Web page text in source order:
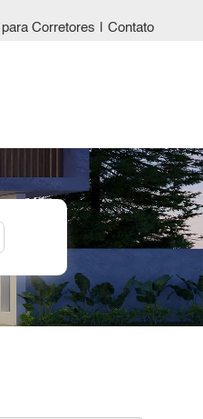
para Corretores Contato